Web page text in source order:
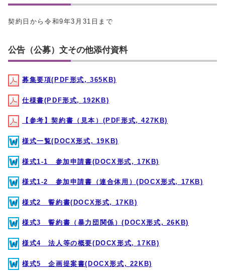
契約日から令和9年3月31日まで
公告（公募）文その他添付資料
募集要項(PDF形式, 365KB)
仕様書(PDF形式, 192KB)
【参考】契約書（見本）(PDF形式, 427KB)
様式一覧(DOCX形式, 19KB)
様式1-1 参加申請書(DOCX形式, 17KB)
様式1-2 参加申請書（連合体用）(DOCX形式, 17KB)
様式2 誓約書(DOCX形式, 17KB)
様式3 誓約書（暴力団関係）(DOCX形式, 26KB)
様式4 法人等の概要(DOCX形式, 17KB)
様式5 企画提案書(DOCX形式, 22KB)